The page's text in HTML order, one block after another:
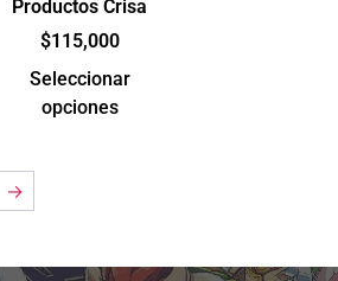
Productos Crisa
$115,000
Seleccionar
opciones
→